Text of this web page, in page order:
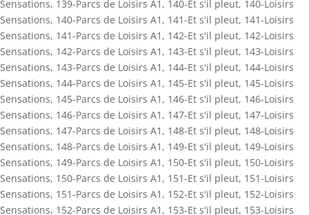
Sensations, 139-Parcs de Loisirs A1 , 140-Et s'il pleut, 140-Loisirs
Sensations, 140-Parcs de Loisirs A1 , 141-Et s'il pleut, 141-Loisirs
Sensations, 141-Parcs de Loisirs A1 , 142-Et s'il pleut, 142-Loisirs
Sensations, 142-Parcs de Loisirs A1 , 143-Et s'il pleut, 143-Loisirs
Sensations, 143-Parcs de Loisirs A1 , 144-Et s'il pleut, 144-Loisirs
Sensations, 144-Parcs de Loisirs A1 , 145-Et s'il pleut, 145-Loisirs
Sensations, 145-Parcs de Loisirs A1 , 146-Et s'il pleut, 146-Loisirs
Sensations, 146-Parcs de Loisirs A1 , 147-Et s'il pleut, 147-Loisirs
Sensations, 147-Parcs de Loisirs A1 , 148-Et s'il pleut, 148-Loisirs
Sensations, 148-Parcs de Loisirs A1 , 149-Et s'il pleut, 149-Loisirs
Sensations, 149-Parcs de Loisirs A1 , 150-Et s'il pleut, 150-Loisirs
Sensations, 150-Parcs de Loisirs A1 , 151-Et s'il pleut, 151-Loisirs
Sensations, 151-Parcs de Loisirs A1 , 152-Et s'il pleut, 152-Loisirs
Sensations, 152-Parcs de Loisirs A1 , 153-Et s'il pleut, 153-Loisirs